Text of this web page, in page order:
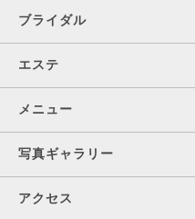
ブライダル
エステ
メニュー
写真ギャラリー
アクセス